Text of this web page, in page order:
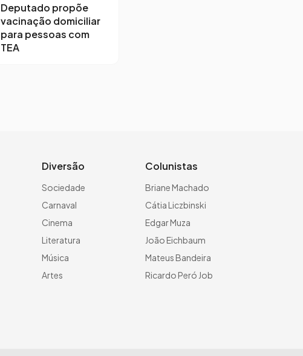
Deputado propõe
vacinação domiciliar
para pessoas com
TEA
Diversão
Sociedade
Carnaval
Cinema
Literatura
Música
Artes
Colunistas
Briane Machado
Cátia Liczbinski
Edgar Muza
João Eichbaum
Mateus Bandeira
Ricardo Peró Job